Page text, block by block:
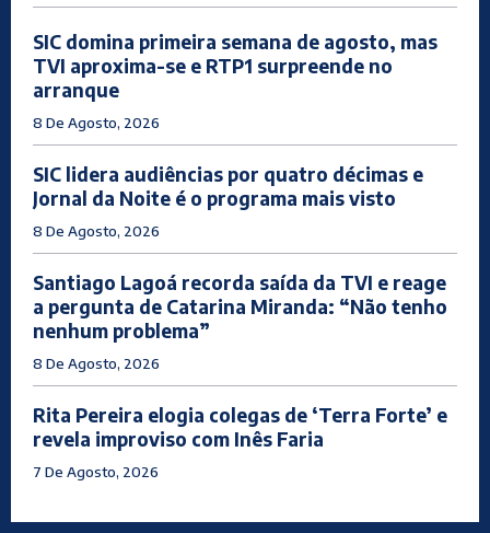
SIC domina primeira semana de agosto, mas
TVI aproxima-se e RTP1 surpreende no
arranque
8 De Agosto, 2026
SIC lidera audiências por quatro décimas e
Jornal da Noite é o programa mais visto
8 De Agosto, 2026
Santiago Lagoá recorda saída da TVI e reage
a pergunta de Catarina Miranda: “Não tenho
nenhum problema”
8 De Agosto, 2026
Rita Pereira elogia colegas de ‘Terra Forte’ e
revela improviso com Inês Faria
7 De Agosto, 2026